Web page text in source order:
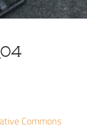
Commons